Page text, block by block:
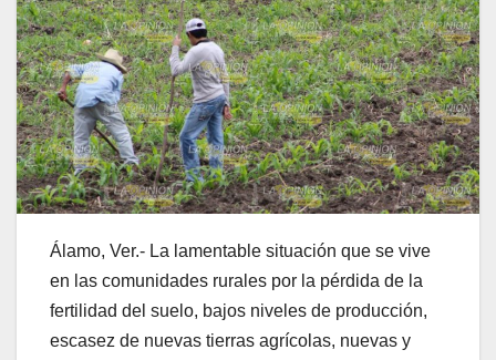
Álamo, Ver.- La lamentable situación que se vive
en las comunidades rurales por la pérdida de la
fertilidad del suelo, bajos niveles de producción,
escasez de nuevas tierras agrícolas, nuevas y